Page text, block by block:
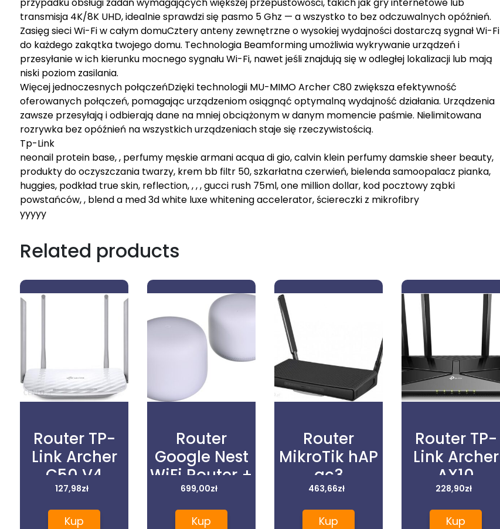
przypadku obsługi zadań wymagających większej przepustowości, takich jak gry internetowe lub
transmisja 4K/8K UHD, idealnie sprawdzi się pasmo 5 Ghz — a wszystko to bez odczuwalnych opóźnień.
Zasięg sieci Wi-Fi w całym domuCztery anteny zewnętrzne o wysokiej wydajności dostarczą sygnał Wi-Fi
do każdego zakątka twojego domu. Technologia Beamforming umożliwia wykrywanie urządzeń i
przesyłanie w ich kierunku mocnego sygnału Wi-Fi, nawet jeśli znajdują się w odległej lokalizacji lub mają
niski poziom zasilania.
Więcej jednoczesnych połączeńDzięki technologii MU-MIMO Archer C80 zwiększa efektywność
oferowanych połączeń, pomagając urządzeniom osiągnąć optymalną wydajność działania. Urządzenia
zawsze przesyłają i odbierają dane na mniej obciążonym w danym momencie paśmie. Nielimitowana
rozrywka bez opóźnień na wszystkich urządzeniach staje się rzeczywistością.
Tp-Link
neonail protein base, , perfumy męskie armani acqua di gio, calvin klein perfumy damskie sheer beauty,
produkty do oczyszczania twarzy, krem bb filtr 50, szkarłatna czerwień, bielenda samoopalacz pianka,
huggies, podkład true skin, reflection, , , , gucci rush 75ml, one million dollar, kod pocztowy ząbki
powstańców, , blend a med 3d white luxe whitening accelerator, ściereczki z mikrofibry
yyyyy
Related products
Router TP-
Link Archer
C50 V4
127,98zł
Kup
Router
Google Nest
WiFi Router +
Point
699,00zł
Kup
Router
MikroTik hAP
ac3
(RBD53iG-
5HacD2HnD)
463,66zł
Kup
Router TP-
Link Archer
AX10
228,90zł
Kup